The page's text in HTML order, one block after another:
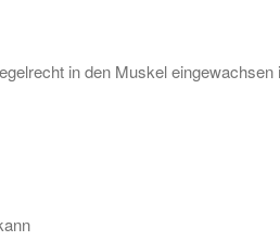
in den Muskel eingewachsen